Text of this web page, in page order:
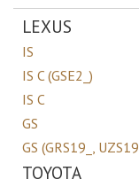
LEXUS
IS
IS C (GSE2_)
IS C
GS
GS (GRS19_,
TOYOTA